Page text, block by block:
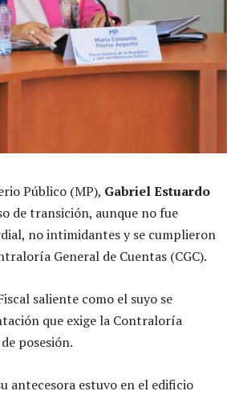
Público (MP), Gabriel Estuardo
de transición, aunque no fue
no intimidantes y se cumplieron
General de Cuentas (CGC).
saliente como el suyo se
que exige la Contraloría
posesión.
antecesora estuvo en el edificio